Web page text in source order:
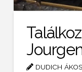
DUDICH ÁKOS